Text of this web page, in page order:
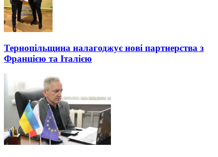
Тернопільщина налагоджує нові партнерства з
Францією та Італією